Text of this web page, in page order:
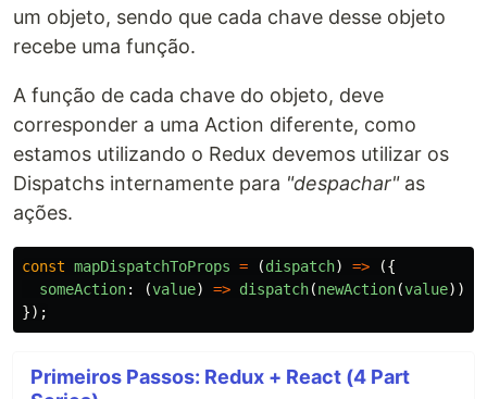
um objeto, sendo que cada chave desse objeto
recebe uma função.
A função de cada chave do objeto, deve
corresponder a uma Action diferente, como
estamos utilizando o Redux devemos utilizar os
Dispatchs internamente para "despachar"as
ações.
const mapDispatchToProps = (dispatch) =>
({
someAction: (value) => dispatch(newAction(value)),
});
Primeiros Passos: Redux + React (4 Part